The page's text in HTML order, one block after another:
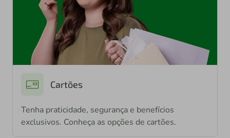
Cartões
Tenha praticidade, segurança e benefícios
exclusivos. Conheça as opções de cartões.